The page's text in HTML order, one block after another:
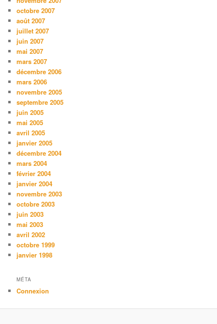
octobre 2007
août 2007
juillet 2007
juin 2007
mai 2007
mars 2007
décembre 2006
mars 2006
novembre 2005
septembre 2005
juin 2005
mai 2005
avril 2005
janvier 2005
décembre 2004
mars 2004
février 2004
janvier 2004
novembre 2003
octobre 2003
juin 2003
mai 2003
avril 2002
octobre 1999
janvier 1998
MÉTA
Connexion